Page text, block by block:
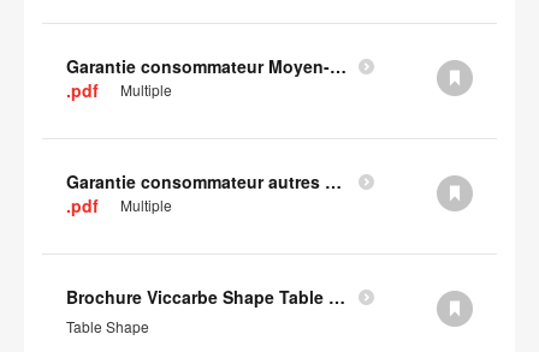
Garantie consommateur Moyen-Orient, Asie centrale et Afrique
.pdf
Multiple
Garantie consommateur autres pays d'Europe
.pdf
Multiple
Brochure Viccarbe Shape Table (en anglais)
Table Shape